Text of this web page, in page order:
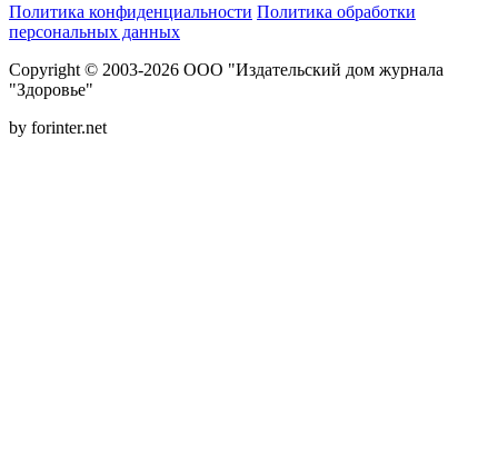
Политика конфиденциальности Политика обработки
персональных данных
Copyright © 2003-2026 ООО "Издательский дом журнала
"Здоровье"
by forinter.net